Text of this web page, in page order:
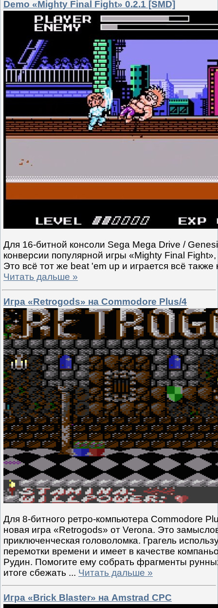
Demo «Mighty Final Fight» 0.2.1 [SMD]
Для 16-битной консоли Sega Mega Drive /
конверсии популярной игры «Mighty Final
Это всё тот же beat 'em up и играется всё также
Читать дальше »
Игра «Retrogods» на Commodore Plus/4
Для 8-битного ретро-компьютера Commodore
новая игра «Retrogods» от Verona. Это
приключенческая головоломка. Грагель
перемотки времени и имеет в качестве
Рудин. Помогите ему собрать фрагменты
итоге сбежать ... Читать дальше »
Игра «Brick Blaster» на Amstrad CPC